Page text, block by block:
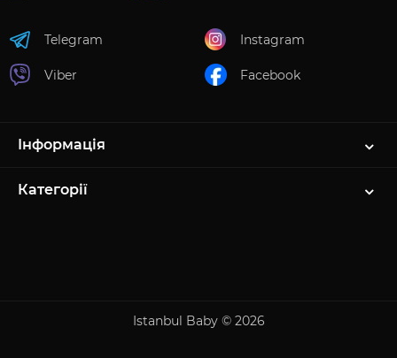
Telegram
Viber
Instagram
Facebook
Інформація
Категорії
Istanbul Baby © 2026